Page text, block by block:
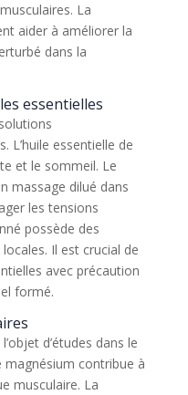
La
aider à améliorer la
dans la
essentielles
L’huile essentielle de
et le sommeil. Le
massage dilué dans
les tensions
possède des
Il est crucial de
avec précaution
formé.
d’études dans le
contribue à
musculaire. La